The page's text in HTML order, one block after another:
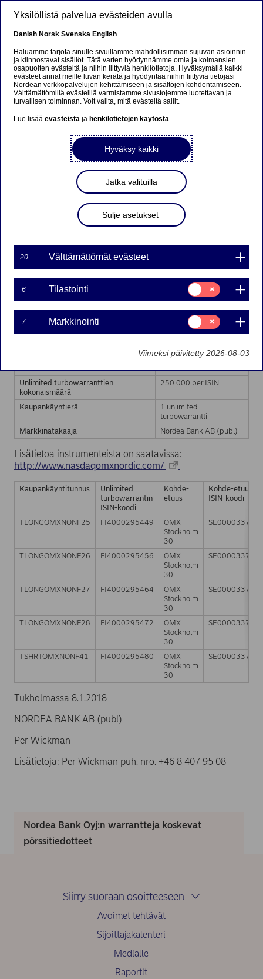
Nordea Bank AB (publ)
laskee liikkeeseen 5 uutta
unlimited
turbowarranttisarjaa
9.1.2018, sarja(t) 2018:
L1N FI ja 2018: S1N FI
08-01-2018 13:51
liikkeeseen osana warrantti- ja sertifikaattiohjelmaansa,
joka muodostuu 15.6.2017 julkaistusta ohjelmaesitteestä
ja mahdollisista täydentävistä ohjelmaesitteistä sekä
unlimited turbowarranttien lopullisista ehdoista.
Unlimited turbowarranttien kohde-etuutena on OMX
Nordea Bank AB (publ)
OMX Stockholm 30 -
indeksi
Unlimited turbowarranttien
kokonaismäärä
250 000 per ISIN
Kaupankäyntierä
1 unlimited
turbowarrantti
Markkinatakaaja
Nordea Bank AB (publ)
Lisätietoa instrumenteista on saatavissa:
http://www.nasdaqomxnordic.com/
Kaupankäyntitunnus
Unlimited
turbowarrantin
ISIN-koodi
Kohde-
etuus
Kohde-etuuden
ISIN-koodi
TLONGOMXNONF25 FI4000295449
OMX
Stockholm
30
TLONGOMXNONF26 FI4000295456
OMX
Stockholm
30
TLONGOMXNONF27 FI4000295464
OMX
Stockholm
30
TLONGOMXNONF28 FI4000295472
OMX
Stockholm
30
TSHRTOMXNONF41 FI4000295480
OMX
Stockholm
30
Tukholmassa 8.1.2018
NORDEA BANK AB (publ)
Per Wickman
Lisätietoja: Per Wickman puh. nro. +46 8 407 95 08
Nordea Bank Oyj:n warrantteja koskevat
pörssitiedotteet
Siirry suoraan osoitteeseen
Avoimet tehtävät
Sijoittajakalenteri
Medialle
Raportit
Yksilöllistä palvelua evästeiden avulla
Danish Norsk Svenska English
Haluamme tarjota sinulle sivuillamme mahdollisimman sujuvan asioinnin
ja kiinnostavat sisällöt. Tätä varten hyödynnämme omia ja kolmansien
osapuolten evästeitä ja niihin liittyviä henkilötietoja. Hyväksymällä kaikki
evästeet annat meille luvan kerätä ja hyödyntää niihin liittyviä tietojasi
Nordean verkkopalvelujen kehittämiseen ja sisältöjen kohdentamiseen.
Välttämättömillä evästeillä varmistamme sivustojemme luotettavan ja
turvallisen toiminnan. Voit valita, mitä evästeitä sallit.
Lue lisääevästeistä ja henkilötietojen käytöstä.
Hyväksy kaikki
Jatka valituilla
Sulje asetukset
20 Välttämättömät evästeet
6 Tilastointi
Suostumusvalinta:
Tilastointi
7 Markkinointi
Suostumusvalinta:
Markkinointi
Viimeksi päivitetty 2026-08-03